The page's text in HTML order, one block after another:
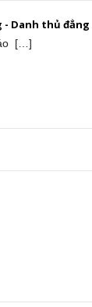
Danh thủ đẳng
[…]